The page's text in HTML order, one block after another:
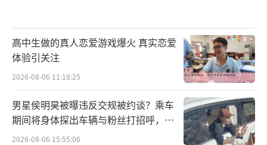
高中生做的真人恋爱游戏爆火 真实恋爱
体验引关注
2026-08-06 11:18:25
男星侯明昊被曝违反交规被约谈？乘车
期间将身体探出车辆与粉丝打招呼，当
地交警回应
2026-08-06 15:55:06